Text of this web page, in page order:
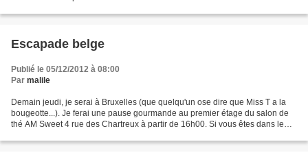
Escapade belge
Publié le 05/12/2012 à 08:00
Par malile
Demain jeudi, je serai à Bruxelles (que quelqu'un ose dire que Miss T a la
bougeotte...). Je ferai une pause gourmande au premier étage du salon de
thé AM Sweet 4 rue des Chartreux à partir de 16h00. Si vous êtes dans le